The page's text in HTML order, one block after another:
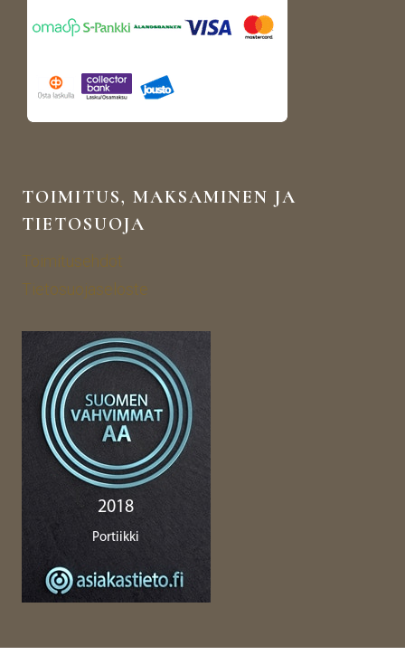
TOIMITUS, MAKSAMINEN JA
TIETOSUOJA
Toimitusehdot
Tietosuojaseloste